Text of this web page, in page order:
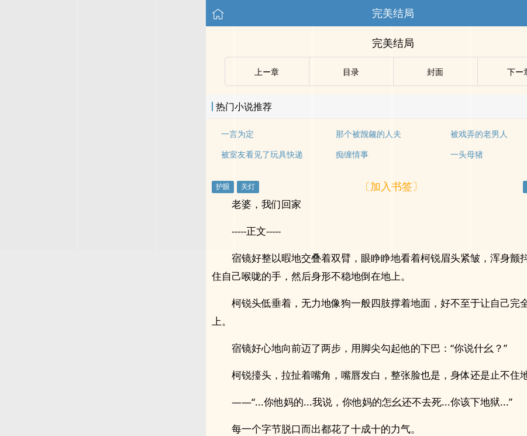
完美结局
完美结局
上ー章 目录 封面 下ー
热门小说推荐
一言为定 那个被觊觎的人夫
被戏弄的老男人
被室友看见了玩具快递
痴缠情事 一头母猪
〔加入书签〕
老婆，我们回家
-----正文-----
宿镜好整以暇地交叠着双臂，眼睁睁地看着柯锐眉头紧皱，浑身颤
住自己喉咙的手，然后身形不稳地倒在地上。
柯锐头低垂着，无力地像狗一般四肢撑着地面，好不至于让自己完
上。
宿镜好心地向前迈了两步，用脚尖勾起他的下巴：“你说什幺？”
柯锐擡头，拉扯着嘴角，嘴唇发白，整张脸也是，身体还是止不住地
——“...你他妈的...我说，你他妈的怎幺还不去死...你该下地狱...”
每一个字节脱口而出都花了十成十的力气。